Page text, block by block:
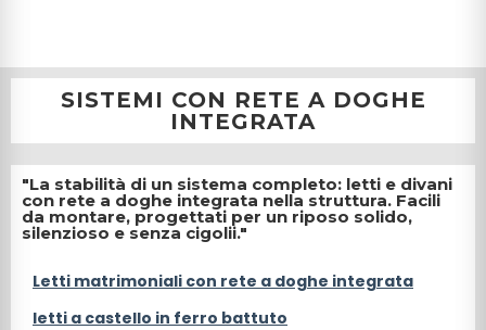
SISTEMI CON RETE A DOGHE
INTEGRATA
"La stabilità di un sistema completo: letti e divani
con rete a doghe integrata nella struttura. Facili
da montare, progettati per un riposo solido,
silenzioso e senza cigolii."
Letti matrimoniali con rete a doghe integrata
letti a castello in ferro battuto